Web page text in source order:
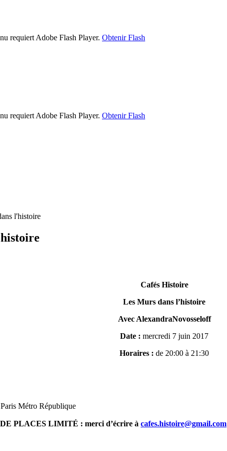
requiert Adobe Flash Player. Obtenir Flash
requiert Adobe Flash Player. Obtenir Flash
l'histoire
Cafés Histoire
Les Murs dans l’histoire
Avec AlexandraNovosseloff
Date : mercredi 7 juin 2017
Horaires : de 20:00 à 21:30
Métro République
PLACES LIMITÉ : merci d’écrire à cafes.histoire@gmail.com